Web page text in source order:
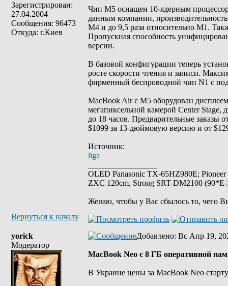
Зарегистрирован:
27.04.2004
Сообщения: 96473
Откуда: г.Киев
Чип M5 оснащен 10-ядерным
данным компании,
M4 и до 9,5 раза относительно M1.
Пропускная способность
версии.
В базовой конфигурации теперь
росте скорости чтения и записи.
фирменный беспроводной чип N1 с
MacBook Air с M5 оборудован
мегапиксельной камерой Center Stage,
до 18 часов. Предварительные заказы
$1099 за 13-дюймовую версию и от
Источник:
liga
OLED Panasonic TX-65HZ980E;
ZXC 120cm, Strong SRT-DM2100
Желаю, чтобы у Вас сбылось то, чего
Вернуться к началу
yorick
Модератор
Добавлено: Вс Апр 19,
MacBook Neo с 8 ГБ оперативной
В Украине цены за MacBook Neo